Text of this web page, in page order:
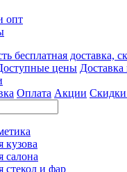
опт
бесплатная доставка,
цены
Оплата Акции
кузова
салона
стекол и фар